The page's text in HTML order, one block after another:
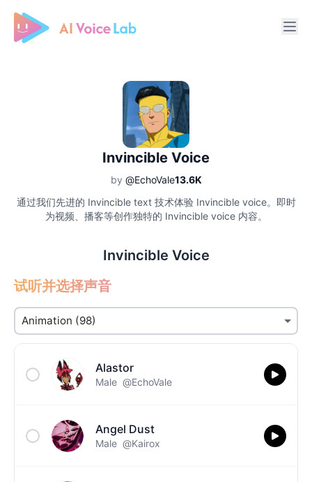
Free AI Cover & AI Voice Over
Invincible Voice
by @EchoVale13.6K
通过我们先进的 Invincible text 技术体验 Invincible voice。即时
为视频、播客等创作独特的 Invincible voice 内容。
Invincible Voice
试听并选择声音
Alastor
Male @EchoVale
Angel Dust
Male @Kairox